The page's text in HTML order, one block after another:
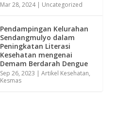
Mar 28, 2024| Uncategorized
Pendampingan Kelurahan
Sendangmulyo dalam
Peningkatan Literasi
Kesehatan mengenai
Demam Berdarah Dengue
Sep 26, 2023 |Artikel Kesehatan,
Kesmas